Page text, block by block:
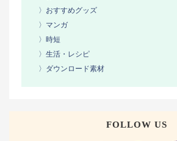
〉おすすめグッズ
〉マンガ
〉時短
〉生活・レシピ
〉ダウンロード素材
FOLLOW US